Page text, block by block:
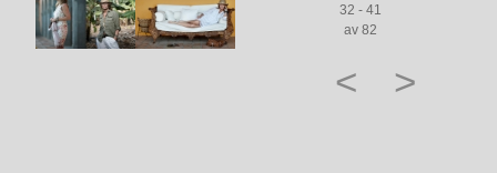
32 - 41
av 82
< >